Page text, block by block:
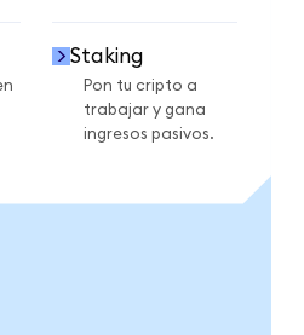
Staking
Pon tu cripto a
trabajar y gana
ingresos pasivos.